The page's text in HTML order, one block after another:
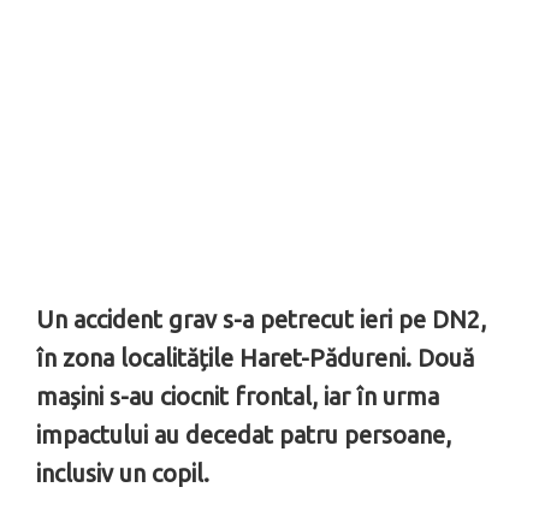
Un accident grav s-a petrecut ieri pe DN2,
în zona localitățile Haret-Pădureni. Două
mașini s-au ciocnit frontal, iar în urma
impactului au decedat patru persoane,
inclusiv un copil.